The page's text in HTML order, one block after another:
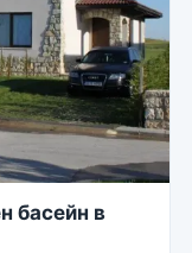
басейн в